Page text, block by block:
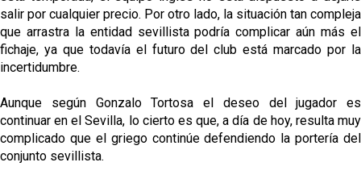
salir por cualquier precio. Por otro lado, la situación tan compleja
que arrastra la entidad sevillista podría complicar aún más el
fichaje, ya que todavía el futuro del club está marcado por la
incertidumbre.
Aunque según Gonzalo Tortosa el deseo del jugador es
continuar en el Sevilla, lo cierto es que, a día de hoy, resulta muy
complicado que el griego continúe defendiendo la portería del
conjunto sevillista.